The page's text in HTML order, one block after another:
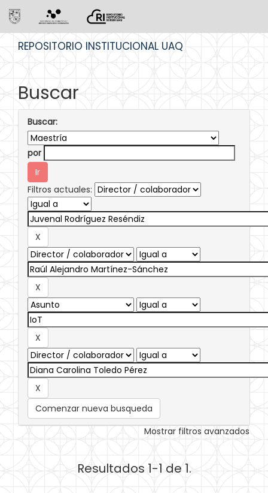
REPOSITORIO INSTITUCIONAL UAQ
Buscar
Buscar:
por
Filtros actuales:
Comenzar nueva busqueda
Mostrar filtros avanzados
Resultados 1-1 de 1.